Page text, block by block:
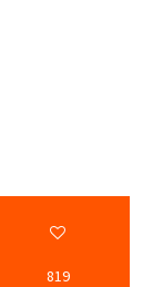
819